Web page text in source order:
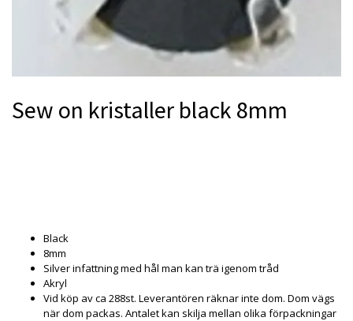
Sew on kristaller black 8mm
Black
8mm
Silver infattning med hål man kan trä igenom tråd
Akryl
Vid köp av ca 288st. Leverantören räknar inte dom. Dom vägs
när dom packas. Antalet kan skilja mellan olika förpackningar